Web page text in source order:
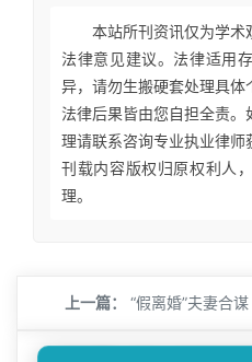
本站所刊资讯仅为学术
法律意见建议。法律适用
异，请勿生搬硬套处理具
法律后果皆由您自担全责
理请联系咨询专业执业律
刊载内容版权归原权利人
理。
上一篇： “假离婚”夫妻合